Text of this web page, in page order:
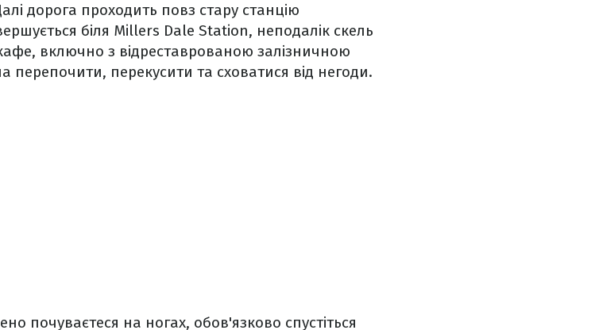
дорога проходить повз стару станцію
біля Millers Dale Station, неподалік скель
включно з відреставрованою залізничною
перепочити, перекусити та сховатися від негоди.
почуваєтеся на ногах, обов'язково спустіться